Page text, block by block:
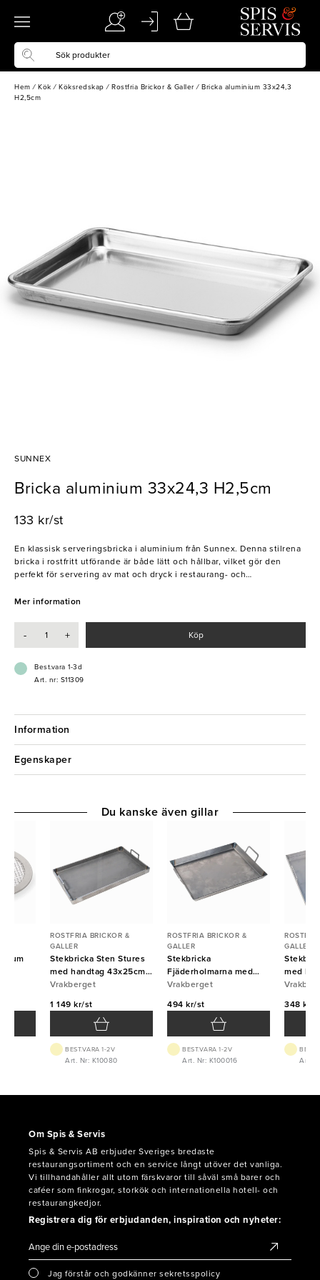
Hem / Kök / Köksredskap / Rostfria Brickor & Galler / Bricka aluminium 33x24,3
H2,5cm
SUNNEX
Bricka aluminium 33x24,3 H2,5cm
133 kr/st
En klassisk serveringsbricka i aluminium från Sunnex. Denna stilrena
bricka i rostfritt utförande är både lätt och hållbar, vilket gör den
perfekt för servering av mat och dryck i restaurang- och
- Handdisk rekommenderas för längre livslängd
Mer information
- + Köp
Best.vara 1-3d
Art. nr: S11309
Information
Egenskaper
ROSTFRIA BRICKOR &
GALLER
Stekbricka Sten Stures
med handtag 43x25cm
5mm Vrakberget
Vrakberget
1 149 kr/st
BEST.VARA 1-2V
Art. Nr: K10080
ROSTFRIA BRICKOR &
GALLER
Stekbricka
Fjäderholmarna med
handtag 25x20cm 2mm
Vrakberget
494 kr/st
BEST.VARA 1-2V
Art. Nr: K100016
GALLER
med
1,2mm
348 kr/
Art.
Du kanske även gillar
Om Spis & Servis
Spis & Servis AB erbjuder Sveriges bredaste
restaurangsortiment och en service långt utöver det vanliga.
Vi tillhandahåller allt utom färskvaror till såväl små barer och
caféer som finkrogar, storkök och internationella hotell- och
restaurangkedjor.
Registrera dig för erbjudanden, inspiration och nyheter:
Jag förstår och godkänner sekretsspolicy